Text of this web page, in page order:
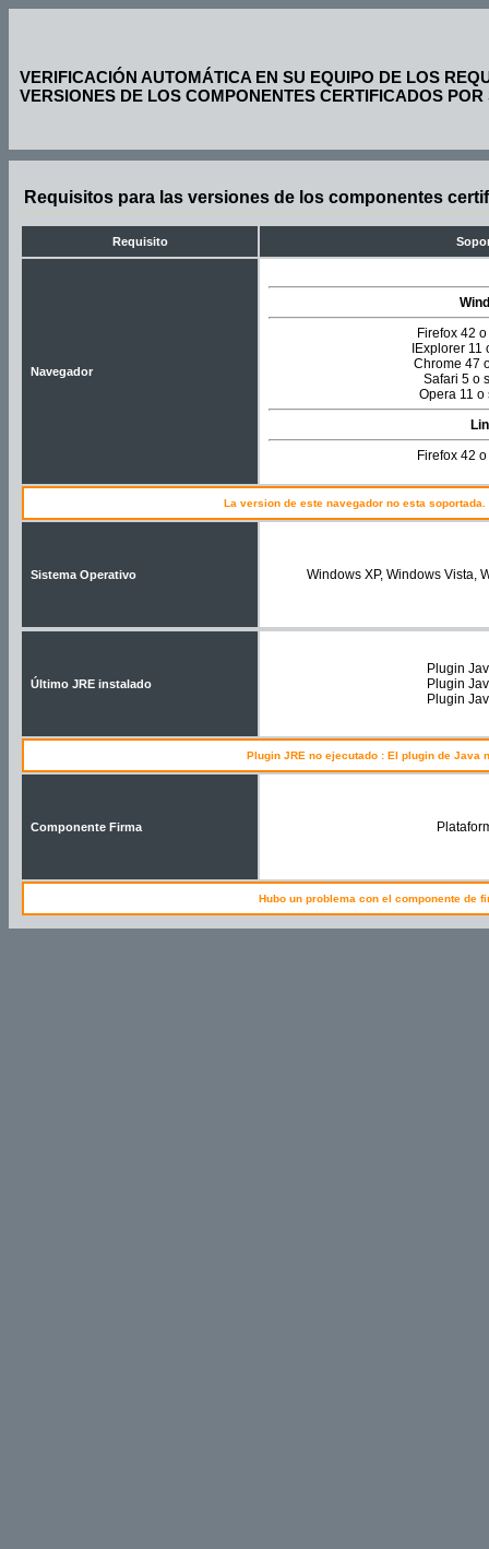
VERIFICACIÓN AUTOMÁTICA EN SU EQUIPO DE LOS
VERSIONES DE LOS COMPONENTES CERTIFICADOS POR
Requisitos para las versiones de los componentes
Requisito
Navegador
Firefox 42
IExplorer
Chrome 47
Safari 5 o
Opera 11 o
Firefox 42
La version de este navegador no esta
Sistema Operativo Windows XP, Windows Vista,
Último JRE instalado
Plugin
Plugin
Plugin
Plugin JRE no ejecutado : El plugin de Java
Componente Firma
Hubo un problema con el componente de